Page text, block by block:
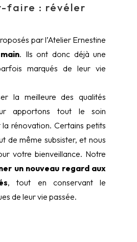
faire : révéler
par l’Atelier Ernestine
. Ils ont donc déjà une
marqués de leur vie
la meilleure des qualités
apportons tout le soin
la rénovation. Certains petits
de même subsister, et nous
votre bienveillance. Notre
un nouveau regard aux
, tout en conservant le
de leur vie passée.